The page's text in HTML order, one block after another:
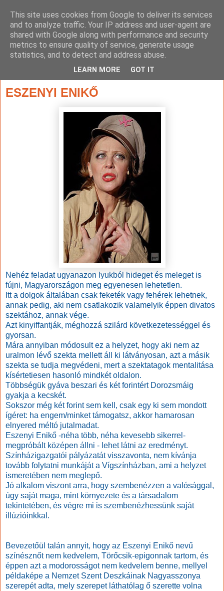
ESZENYI ENIKŐ
Nehéz feladat ugyanazon lyukból hideget és meleget is
fújni, Magyarországon meg egyenesen lehetetlen.
Itt a dolgok általában csak feketék vagy fehérek lehetnek,
annak pedig, aki nem csatlakozik valamelyik éppen divatos
szektához, annak vége.
Azt kinyiffantják, méghozzá szilárd következetességgel és
gyorsan.
Mára annyiban módosult ez a helyzet, hogy aki nem az
uralmon lévő szekta mellett áll ki látványosan, azt a másik
szekta se tudja megvédeni, mert a szektatagok mentalitása
kísértetiesen hasonló mindkét oldalon.
Többségük gyáva beszari és két forintért Dorozsmáig
gyakja a kecskét.
Sokszor még két forint sem kell, csak egy ki sem mondott
ígéret: ha engem/minket támogatsz, akkor hamarosan
elnyered méltó jutalmadat.
Eszenyi Enikő -néha több, néha kevesebb sikerrel-
megpróbált középen állni - lehet látni az eredményt.
Színházigazgatói pályázatát visszavonta, nem kívánja
tovább folytatni munkáját a Vígszínházban, ami a helyzet
ismeretében nem meglepő.
Jó alkalom viszont arra, hogy szembenézzen a valósággal,
úgy saját maga, mint környezete és a társadalom
tekintetében, és végre mi is szembenézhessünk saját
illúzióinkkal.
Bevezetőül talán annyit, hogy az Eszenyi Enikő nevű
színésznőt nem kedvelem, Törőcsik-epigonnak tartom, és
éppen azt a modorosságot nem kedvelem benne, mellyel
példaképe a Nemzet Szent Deszkáinak Nagyasszonya
szerepét adta, mely szerepet láthatólag ő szerette volna
This site uses cookies from Google to deliver its services
and to analyze traffic. Your IP address and user-agent are
shared with Google along with performance and security
metrics to ensure quality of service, generate usage
statistics, and to detect and address abuse.
LEARN MORE GOT IT